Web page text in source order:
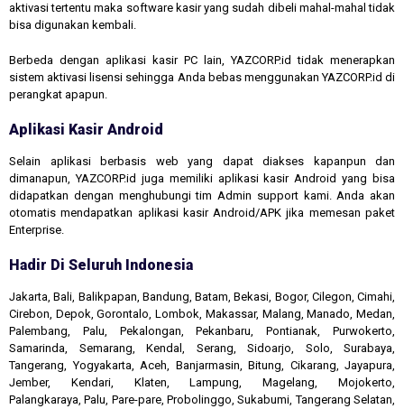
aktivasi tertentu maka software kasir yang sudah dibeli mahal-mahal tidak
bisa digunakan kembali.
Berbeda dengan aplikasi kasir PC lain, YAZCORP.id tidak menerapkan
sistem aktivasi lisensi sehingga Anda bebas menggunakan YAZCORP.id di
perangkat apapun.
Aplikasi Kasir Android
Selain aplikasi berbasis web yang dapat diakses kapanpun dan
dimanapun, YAZCORP.id juga memiliki aplikasi kasir Android yang bisa
didapatkan dengan menghubungi tim Admin support kami. Anda akan
otomatis mendapatkan aplikasi kasir Android/APK jika memesan paket
Enterprise.
Hadir Di Seluruh Indonesia
Jakarta, Bali, Balikpapan, Bandung, Batam, Bekasi, Bogor, Cilegon, Cimahi,
Cirebon, Depok, Gorontalo, Lombok, Makassar, Malang, Manado, Medan,
Palembang, Palu, Pekalongan, Pekanbaru, Pontianak, Purwokerto,
Samarinda, Semarang, Kendal, Serang, Sidoarjo, Solo, Surabaya,
Tangerang, Yogyakarta, Aceh, Banjarmasin, Bitung, Cikarang, Jayapura,
Jember, Kendari, Klaten, Lampung, Magelang, Mojokerto,
Palangkaraya, Palu, Pare-pare, Probolinggo, Sukabumi, Tangerang Selatan,